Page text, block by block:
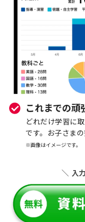
これまでの頑
どれだけ学習に
です。お子さま
※画像はイメージです。
＼ 入